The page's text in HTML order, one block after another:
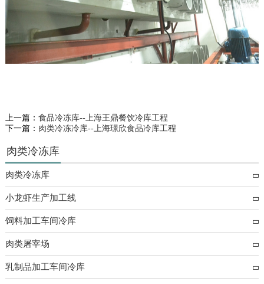
上一篇： 食品冷冻库--上海王鼎餐饮冷库工程
下一篇： 肉类冷冻冷库--上海璟欣食品冷库工程
肉类冷冻库
肉类冷冻库
小龙虾生产加工线
饲料加工车间冷库
肉类屠宰场
乳制品加工车间冷库